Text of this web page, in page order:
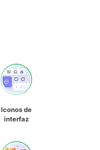
Iconos de
interfaz